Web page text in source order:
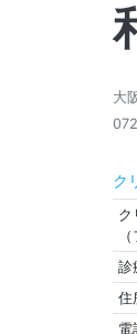
大
ク
ク
診
住
電